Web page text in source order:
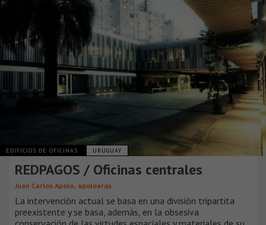
EDIFICIOS DE OFICINAS URUGUAY
REDPAGOS / Oficinas centrales
Juan Carlos Apolo, apoloarqs
La intervención actual se basa en una división tripartita
preexistente y se basa, además, en la obsesiva